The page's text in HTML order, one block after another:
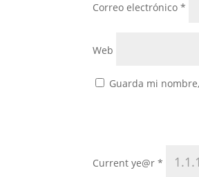
Correo electrónico*
Web
Guarda mi
Current ye@r*